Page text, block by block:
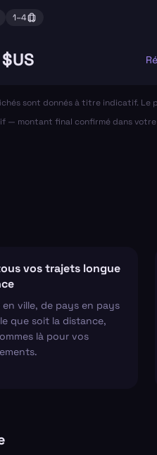
1–4
sont donnés à titre indicatif. Le
— montant final confirmé dans votre
vos trajets longue
en ville, de pays en pays
que soit la distance,
là pour vos